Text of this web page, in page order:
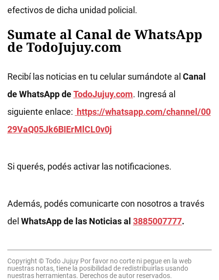
efectivos de dicha unidad policial.
Sumate al Canal de WhatsApp
de TodoJujuy.com
Recibí las noticias en tu celular sumándote al Canal
de WhatsApp deTodoJujuy.com. Ingresá al
siguiente enlace: https://whatsapp.com/channel/00
29VaQ05Jk6BIErMlCL0v0j
Si querés, podés activar las notificaciones.
Además, podés comunicarte con nosotros a través
del WhatsApp de las Noticias al 3885007777.
Copyright © Todo Jujuy Por favor no corte ni pegue en la web
nuestras notas, tiene la posibilidad de redistribuirlas usando
nuestras herramientas. Derechos de autor reservados.